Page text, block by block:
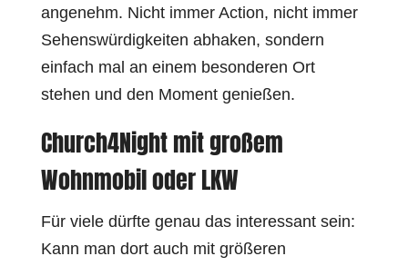
angenehm. Nicht immer Action, nicht immer
Sehenswürdigkeiten abhaken, sondern
einfach mal an einem besonderen Ort
stehen und den Moment genießen.
Church4Night mit großem
Wohnmobil oder LKW
Für viele dürfte genau das interessant sein:
Kann man dort auch mit größeren